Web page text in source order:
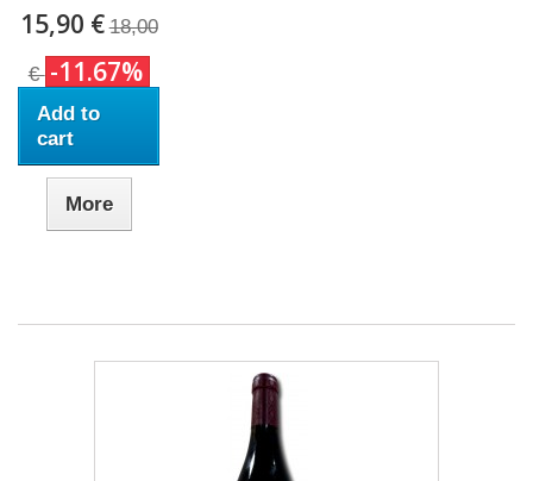
15,90 € 18,00
€ -11.67%
Add to
cart
More